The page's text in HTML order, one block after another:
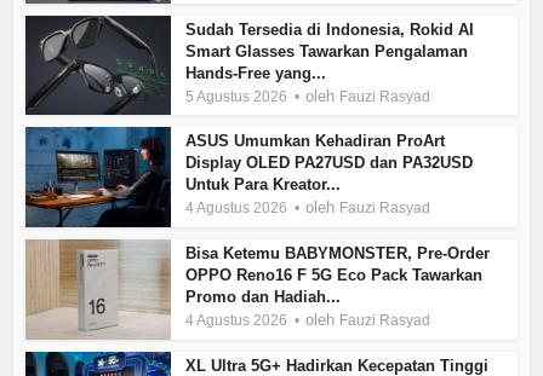
Sudah Tersedia di Indonesia, Rokid AI
Smart Glasses Tawarkan Pengalaman
Hands-Free yang...
5 Agustus 2026 oleh Fauzi Rasyad
ASUS Umumkan Kehadiran ProArt
Display OLED PA27USD dan PA32USD
Untuk Para Kreator...
4 Agustus 2026 oleh Fauzi Rasyad
Bisa Ketemu BABYMONSTER, Pre-Order
OPPO Reno16 F 5G Eco Pack Tawarkan
Promo dan Hadiah...
4 Agustus 2026 oleh Fauzi Rasyad
XL Ultra 5G+ Hadirkan Kecepatan Tinggi